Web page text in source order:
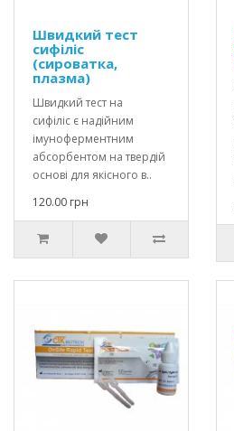
Швидкий тест
сифіліс
(сироватка,
плазма)
Швидкий тест на
сифіліс є надійним
імуноферментним
абсорбентом на твердій
основі для якісного в..
120.00 грн